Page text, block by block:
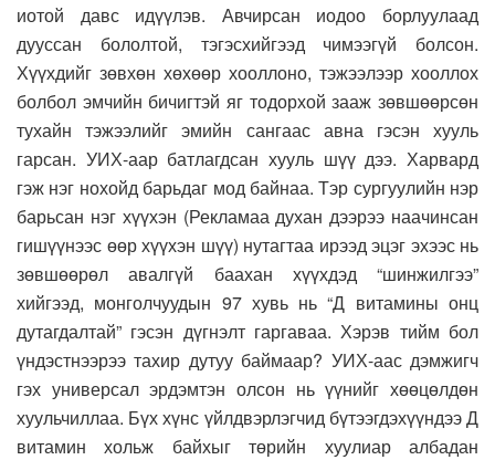
иотой давс идүүлэв. Авчирсан иодоо борлуулаад
дууссан бололтой, тэгэсхийгээд чимээгүй болсон.
Хүүхдийг зөвхөн хөхөөр хооллоно, тэжээлээр хооллох
болбол эмчийн бичигтэй яг тодорхой зааж зөвшөөрсөн
тухайн тэжээлийг эмийн сангаас авна гэсэн хууль
гарсан. УИХ-аар батлагдсан хууль шүү дээ. Харвард
гэж нэг нохойд барьдаг мод байнаа. Тэр сургуулийн нэр
барьсан нэг хүүхэн (Рекламаа духан дээрээ наачинсан
гишүүнээс өөр хүүхэн шүү) нутагтаа ирээд эцэг эхээс нь
зөвшөөрөл авалгүй баахан хүүхдэд “шинжилгээ”
хийгээд, монголчуудын 97 хувь нь “Д витамины онц
дутагдалтай” гэсэн дүгнэлт гаргаваа. Хэрэв тийм бол
үндэстнээрээ тахир дутуу баймаар? УИХ-аас дэмжигч
гэх универсал эрдэмтэн олсон нь үүнийг хөөцөлдөн
хуульчиллаа. Бүх хүнс үйлдвэрлэгчид бүтээгдэхүүндээ Д
витамин хольж байхыг төрийн хуулиар албадан